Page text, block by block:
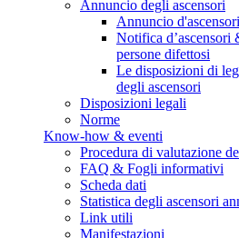
Annuncio degli ascensori
Annuncio d'ascensori
Notifica d’ascensori
persone difettosi
Le disposizioni di
degli ascensori
Disposizioni legali
Norme
Know-how & eventi
Procedura di valutazione
FAQ & Fogli informativi
Scheda dati
Statistica degli ascensori
Link utili
Manifestazioni